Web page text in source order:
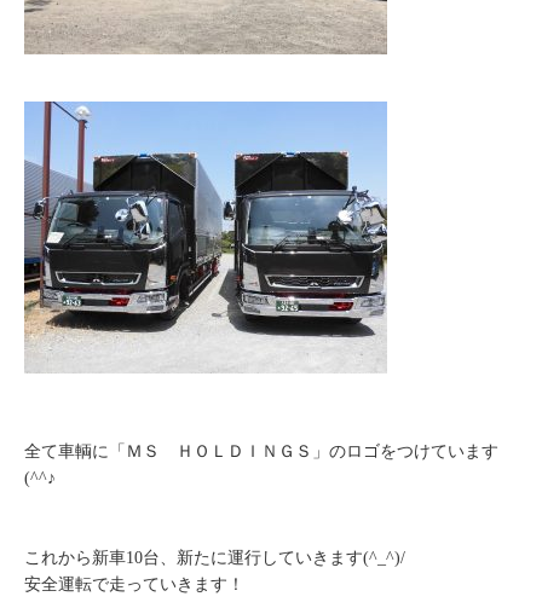
全て車輌に「ＭＳ ＨＯＬＤＩＮＧＳ」のロゴをつけています
(^^♪
これから新車10台、新たに運行していきます(^_^)/
安全運転で走っていきます！